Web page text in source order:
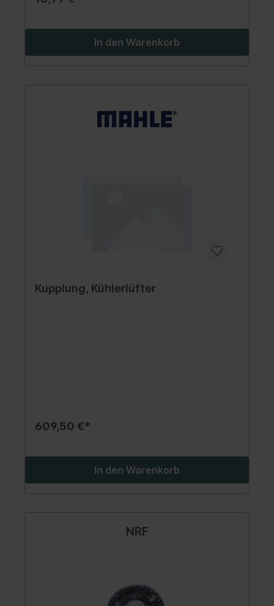
In den Warenkorb
Kupplung, Kühlerlüfter
609,50 €*
In den Warenkorb
NRF